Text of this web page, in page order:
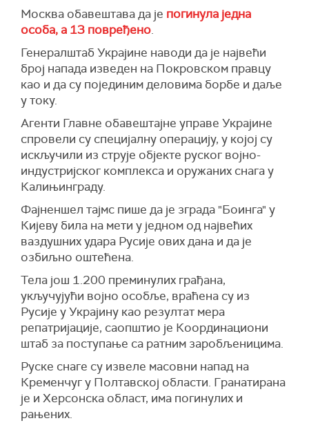
Москва обавештава да је погинула једна
особа, а 13 повређено.
Генералштаб Украјине наводи да је највећи
број напада изведен на Покровском правцу
као и да су појединим деловима борбе и даље
у току.
Агенти Главне обавештајне управе Украјине
спровели су специјалну операцију, у којој су
искључили из струје објекте руског војно-
индустријског комплекса и оружаних снага у
Калињинграду.
Фајненшел тајмс пише да је зграда "Боинга" у
Кијеву била на мети у једном од највећих
ваздушних удара Русије ових дана и да је
озбиљно оштећена.
Тела још 1.200 преминулих грађана,
укључујући војно особље, враћена су из
Русије у Украјину као резултат мера
репатријације, саопштио је Координациони
штаб за поступање са ратним заробљеницима.
Руске снаге су извеле масовни напад на
Кременчуг у Полтавској области. Гранатирана
је и Херсонска област, има погинулих и
рањених.